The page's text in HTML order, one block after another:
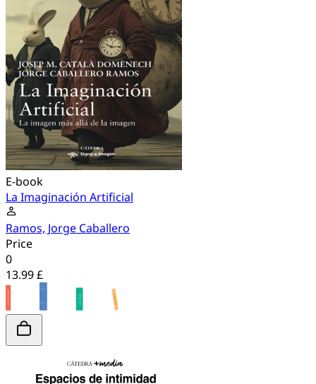
E-book
La Imaginación Artificial
Ramos, Jorge Caballero
Price
0
13.99 £